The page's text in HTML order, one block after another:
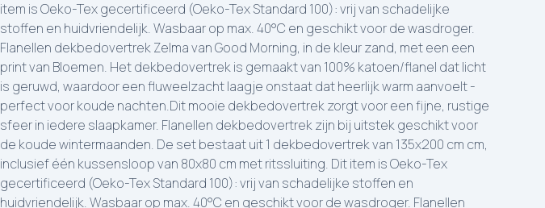
item is Oeko-Tex gecertificeerd (Oeko-Tex Standard 100): vrij van schadelijke
stoffen en huidvriendelijk. Wasbaar op max. 40°C en geschikt voor de wasdroger.
Flanellen dekbedovertrek Zelma van Good Morning, in de kleur zand, met een een
print van Bloemen. Het dekbedovertrek is gemaakt van 100% katoen/flanel dat licht
is geruwd, waardoor een fluweelzacht laagje onstaat dat heerlijk warm aanvoelt -
perfect voor koude nachten.Dit mooie dekbedovertrek zorgt voor een fijne, rustige
sfeer in iedere slaapkamer. Flanellen dekbedovertrek zijn bij uitstek geschikt voor
de koude wintermaanden. De set bestaat uit 1 dekbedovertrek van 135x200 cm cm,
inclusief één kussensloop van 80x80 cm met ritssluiting. Dit item is Oeko-Tex
gecertificeerd (Oeko-Tex Standard 100): vrij van schadelijke stoffen en
huidvriendelijk. Wasbaar op max. 40°C en geschikt voor de wasdroger. Flanellen